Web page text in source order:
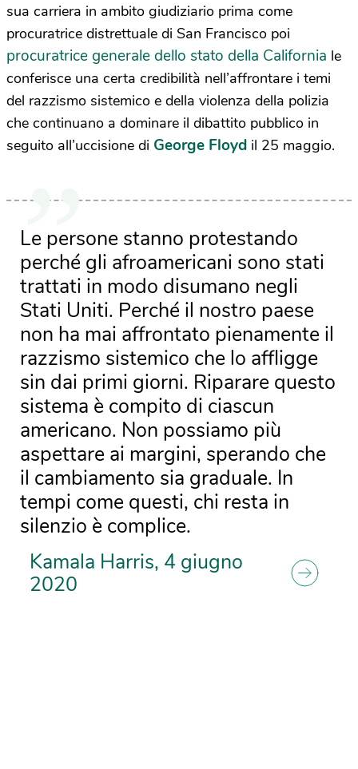
sua carriera in ambito giudiziario prima come
procuratrice distrettuale di San Francisco poi
procuratrice generale dello stato della California le
conferisce una certa credibilità nell’affrontare i temi
del razzismo sistemico e della violenza della polizia
che continuano a dominare il dibattito pubblico in
seguito all’uccisione di George Floyd il 25 maggio.
Le persone stanno protestando
perché gli afroamericani sono stati
trattati in modo disumano negli
Stati Uniti. Perché il nostro paese
non ha mai affrontato pienamente il
razzismo sistemico che lo affligge
sin dai primi giorni. Riparare questo
sistema è compito di ciascun
americano. Non possiamo più
aspettare ai margini, sperando che
il cambiamento sia graduale. In
tempi come questi, chi resta in
silenzio è complice.
Kamala Harris, 4 giugno
2020